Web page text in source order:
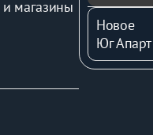
магазины
Новое
Юг Апарт